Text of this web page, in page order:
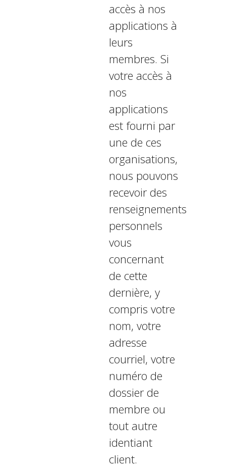
accès à nos
applications à
leurs
membres. Si
votre accès à
nos
applications
est fourni par
une de ces
organisations,
nous pouvons
recevoir des
renseignements
personnels
vous
concernant
de cette
dernière, y
compris votre
nom, votre
adresse
courriel, votre
numéro de
dossier de
membre ou
tout autre
identifiant
client.